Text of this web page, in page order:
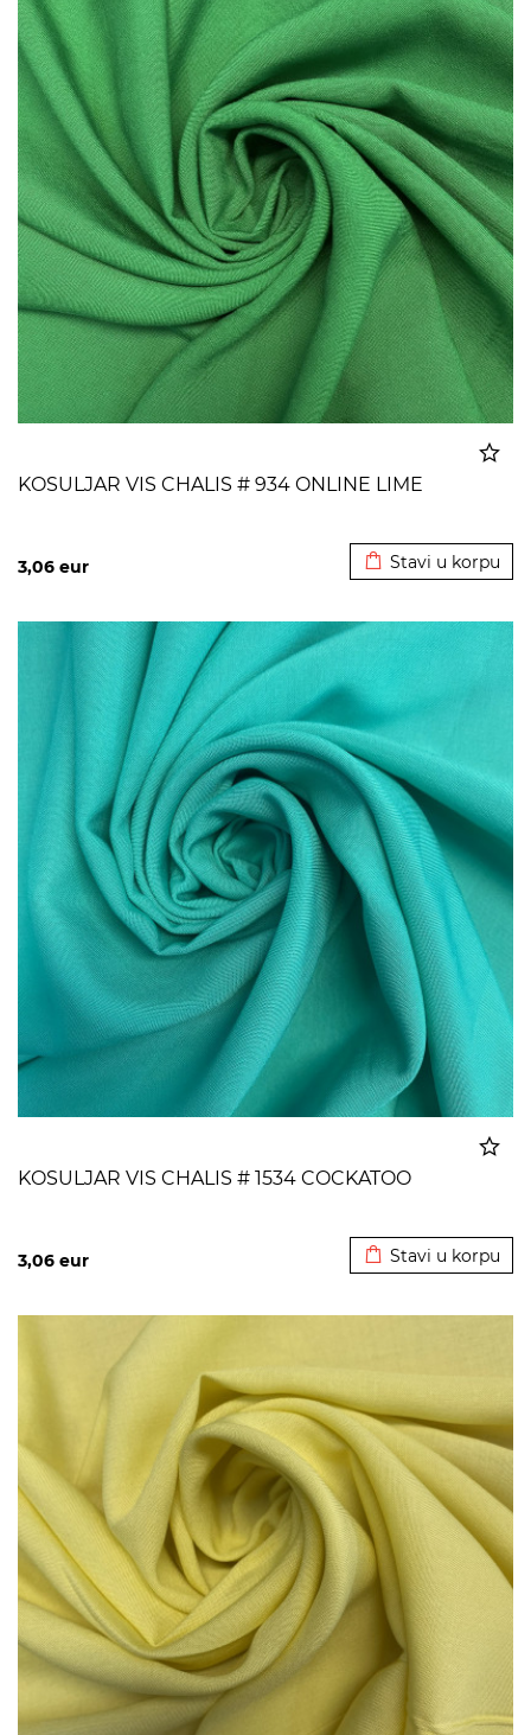
KOSULJAR VIS CHALIS # 934 ONLINE LIME
3,06 eur Stavi u korpu
KOSULJAR VIS CHALIS # 1534 COCKATOO
3,06 eur Stavi u korpu